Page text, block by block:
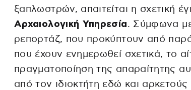
ξαπλωστρών, απαιτείται η σχετική
Αρχαιολογική Υπηρεσία. Σύμφωνα με
ρεπορτάζ, που προκύπτουν από
που έχουν ενημερωθεί σχετικά, το
πραγματοποίηση της απαραίτητης
από τον ιδιοκτήτη εδώ και αρκετούς